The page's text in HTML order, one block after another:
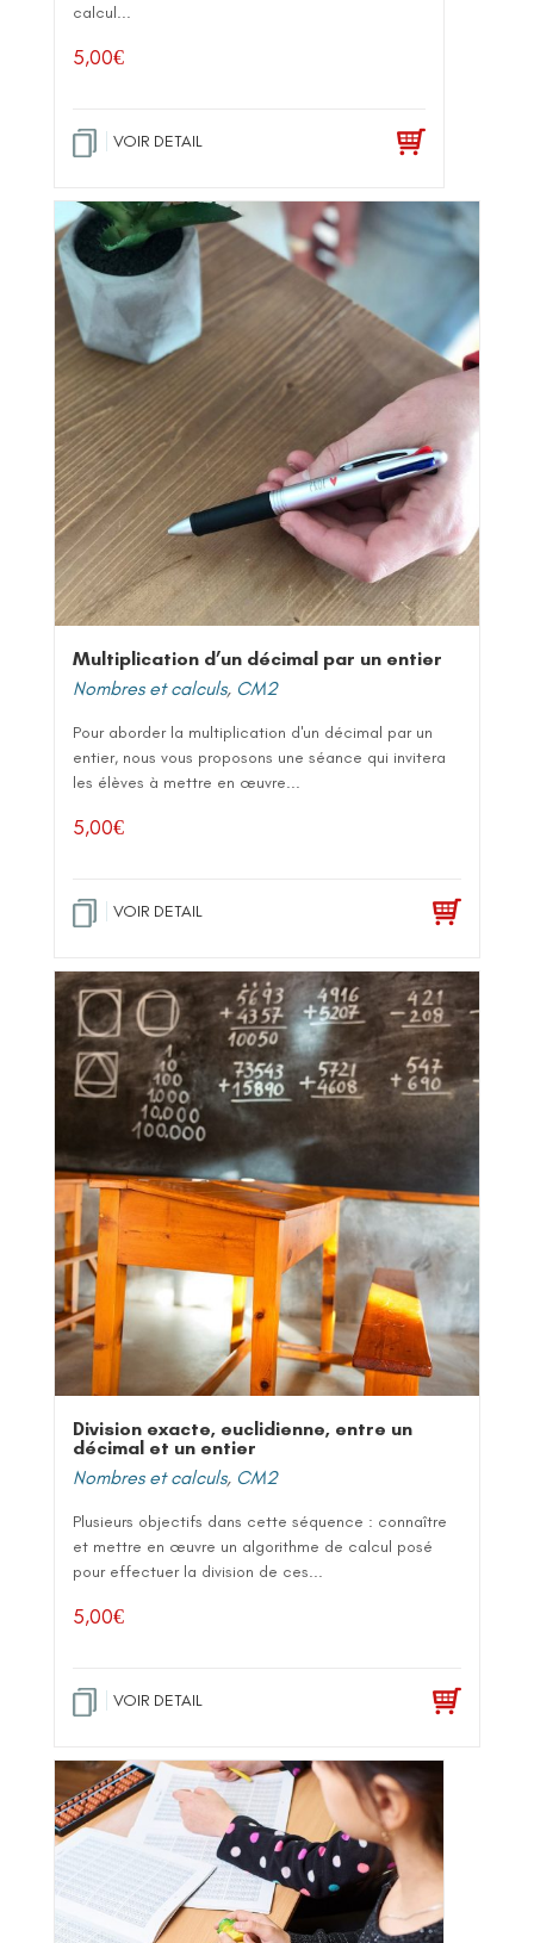
calcul...
5,00€
VOIR DETAIL
Multiplication d’un décimal par un entier
Nombres et calculs, CM2
Pour aborder la multiplication d'un décimal par un
entier, nous vous proposons une séance qui invitera
les élèves à mettre en œuvre...
5,00€
VOIR DETAIL
Division exacte, euclidienne, entre un
décimal et un entier
Nombres et calculs, CM2
Plusieurs objectifs dans cette séquence : connaître
et mettre en œuvre un algorithme de calcul posé
pour effectuer la division de ces...
5,00€
VOIR DETAIL